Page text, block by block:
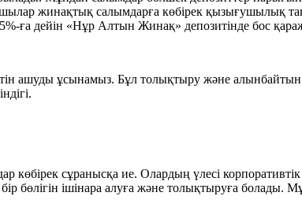
жинақтық салымдарға көбірек қызығушылық
ға дейін «Нұр Алтын Жинақ» депозитінде бос
ашуды ұсынамыз. Бұл толықтыру және алынбайтын
сұранысқа ие. Олардың үлесі
бөлігін ішінара алуға және толықтыруға болады.